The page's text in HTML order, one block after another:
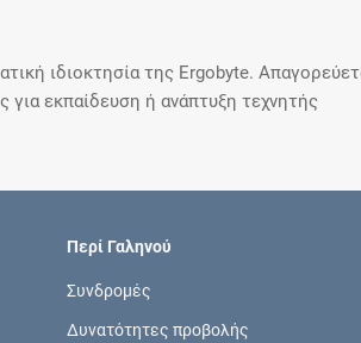
ιδιοκτησία της Ergobyte.
εκπαίδευση ή ανάπτυξη τεχνητής
Περί Γαληνού
Συνδρομές
Δυνατότητες προβολής